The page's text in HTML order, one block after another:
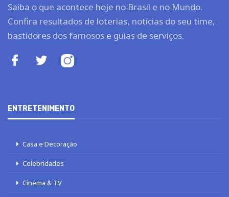
Saiba o que acontece hoje no Brasil e no Mundo.
Confira resultados de loterias, notícias do seu time,
bastidores dos famosos e guias de serviços.
ENTRETENIMENTO
Casa e Decoração
Celebridades
Cinema & TV